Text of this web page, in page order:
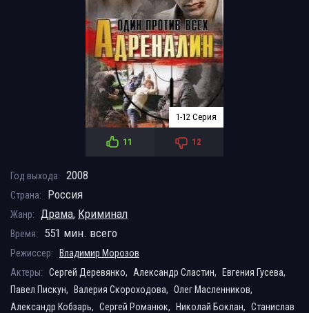
1-12 Серия
11 12
Год выхода: 2008
Страна: Россия
Жанр: Драма, Криминал
Время: 551 мин. всего
Режиссер:
Владимир Морозов
Актеры:
Сергей Деревянко, Александр Сластин,
Евгения Гусева,
Павел Пискун,
Валерия Скороходова, Олег Масленников,
Александр Кобзарь, Сергей Романюк, Николай Боклан, Станислав